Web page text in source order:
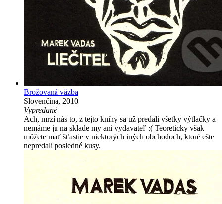
Brožovaná väzba
Slovenčina, 2010
Vypredané
Ach, mrzí nás to, z tejto knihy sa už predali všetky výtlačky a
nemáme ju na sklade my ani vydavateľ :( Teoreticky však
môžete mať šťastie v niektorých iných obchodoch, ktoré ešte
nepredali posledné kusy.